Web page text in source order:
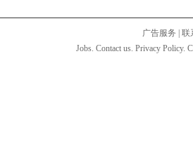
广告服务
联
Jobs. Contact us. Privacy Policy.